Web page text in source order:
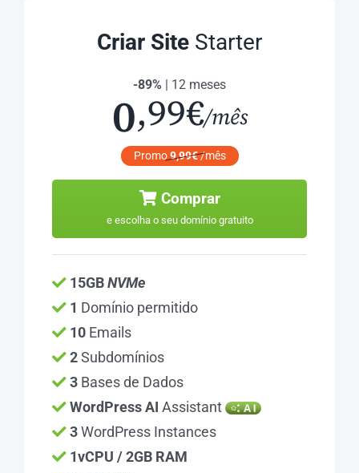
Criar Site Starter
-89% | 12 meses
0,99€/mês
Promo9,99€/mês
Comprar
e escolha o seu domínio gratuito
15GB NVMe
1 Domínio permitido
10Emails
2Subdomínios
3Bases de Dados
WordPress AI Assistant
3WordPress Instances
1vCPU / 2GB RAM